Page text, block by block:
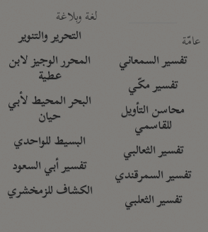
عامّة
تفسير السمعاني
تفسير مكّي
محاسن التأويل
للقاسمي
تفسير الثعالبي
تفسير السمرقندي
تفسير الثعلبي
لغة وبلاغة
التحرير والتنوير
المحرر الوجيز لابن
عطية
البحر المحيط لأبي
حيان
البسيط للواحدي
تفسير أبي السعود
الكشاف للزمخشري